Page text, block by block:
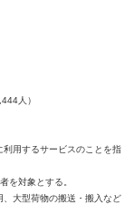
人）
用するサービスのことを指
を対象とする。
大型荷物の搬送・搬入など